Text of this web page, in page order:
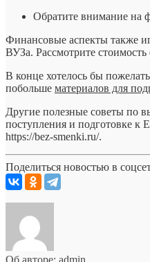
Обратите внимание на
Финансовые аспекты также
ВУЗа. Рассмотрите стоимость
В конце хотелось бы
побольше материалов для
Другие полезные советы по
поступления и подготовке к
https://bez-smenki.ru/.
Поделиться новостью в
Об авторе: admin